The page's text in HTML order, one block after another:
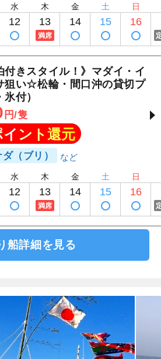
水
12
木
13
満席
金
14
土
15
日
16
付きスタイル！》マダイ・イ
狙い☆松輪・間口沖の貸切プ
付）
円/隻
イント還元
（ブリ）
水
12
木
13
満席
金
14
土
15
日
16
船詳細を見る